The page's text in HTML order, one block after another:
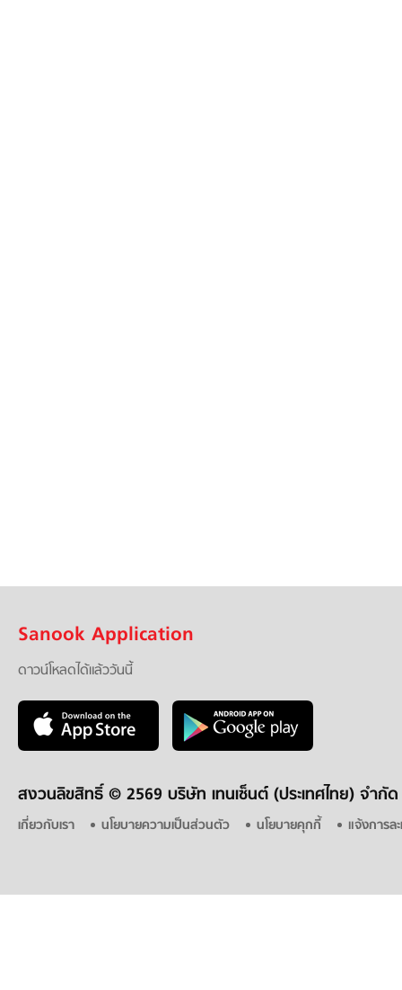
Sanook Application
ดาวน์โหลดได้แล้ววันนี้
สงวนลิขสิทธิ์ © 2569 บริษัท เทนเซ็นต์ (ประเทศไทย) จำกัด
เกี่ยวกับเรา นโยบายความเป็นส่วนตัว นโยบายคุกกี้ แจ้งการล